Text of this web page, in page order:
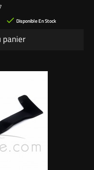
38 mm pas à droite. - 2
®
 Disponible En Stock
panier